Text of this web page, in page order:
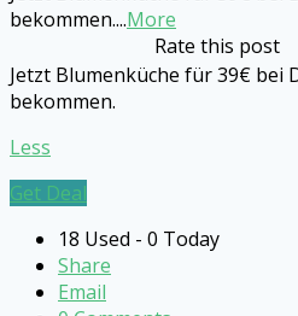
bekommen....More
Rate this post
Jetzt Blumenküche für 39€ bei
bekommen.
Less
Get Deal
18 Used - 0 Today
Share
Email